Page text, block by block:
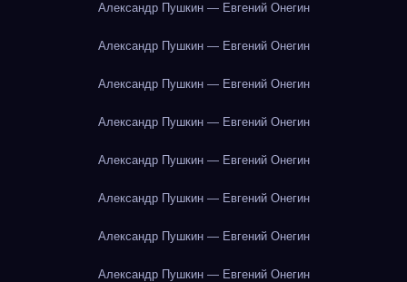
Александр Пушкин — Евгений Онегин
Александр Пушкин — Евгений Онегин
Александр Пушкин — Евгений Онегин
Александр Пушкин — Евгений Онегин
Александр Пушкин — Евгений Онегин
Александр Пушкин — Евгений Онегин
Александр Пушкин — Евгений Онегин
Александр Пушкин — Евгений Онегин